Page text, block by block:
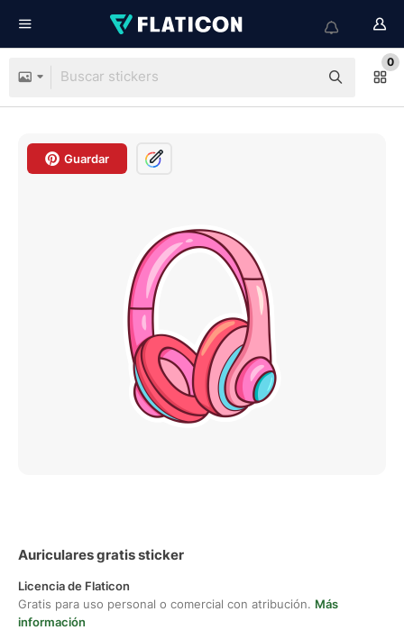
0
Guardar
Auriculares gratis sticker
Licencia de Flaticon
Gratis para uso personal o comercial con atribución. Más
información